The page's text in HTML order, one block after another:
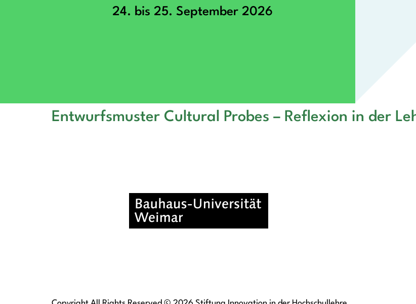
24. bis 25. September 2026
Entwurfsmuster Cultural Probes – Reflexion in der